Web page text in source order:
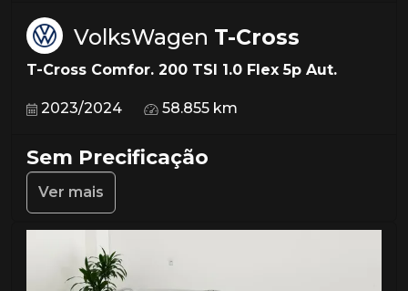
VolksWagen T-Cross
T-Cross Comfor. 200 TSI 1.0 Flex 5p Aut.
2023/2024 58.855 km
Sem Precificação
Ver mais